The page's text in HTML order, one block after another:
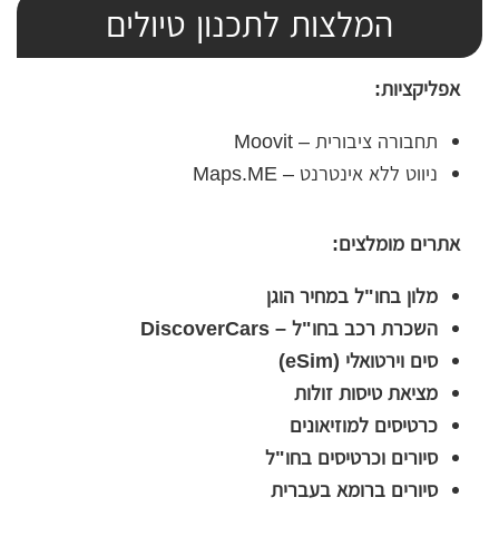
המלצות לתכנון טיולים
אפליקציות:
תחבורה ציבורית – Moovit
ניווט ללא אינטרנט – Maps.ME
אתרים מומלצים:
מלון בחו"ל במחיר הוגן
השכרת רכב בחו"ל – DiscoverCars
סים וירטואלי (eSim)
מציאת טיסות זולות
כרטיסים למוזיאונים
סיורים וכרטיסים בחו"ל
סיורים ברומא בעברית